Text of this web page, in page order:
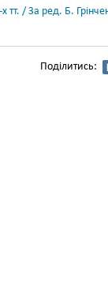
х тт. / За ред. Б.
Поділитись: